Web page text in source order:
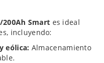
Smart es ideal
incluyendo:
eólica: Almacenamiento